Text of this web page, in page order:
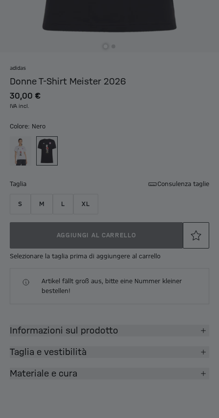
adidas
Donne T-Shirt Meister 2026
30,00 €
IVA incl.
Colore: Nero
Taglia Consulenza taglie
S M L XL
AGGIUNGI AL CARRELLO
Selezionare la taglia prima di aggiungere al carrello
Artikel fällt groß aus, bitte eine Nummer kleiner
bestellen!
Informazioni sul prodotto
Taglia e vestibilità
Materiale e cura